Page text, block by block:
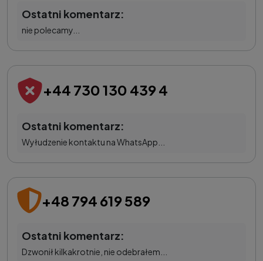
Ostatni komentarz:
nie polecamy...
+44 730 130 439 4
Ostatni komentarz:
Wyłudzenie kontaktu na WhatsApp...
+48 794 619 589
Ostatni komentarz:
Dzwonił kilkakrotnie, nie odebrałem...